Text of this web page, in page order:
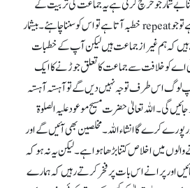
بے شمار جو خرچ کرتی ہے یہ جماعت کی تربیت کے
لئے ہے۔ اگر وقت کا فرق بھی ہے تو جو repeat خطبہ آتا ہے تو اس کو سننا چاہئے۔ بیشمار
ہیں کہ ہم غیر از جماعت ہیں لیکن آپ کے خطبات
اے کو خلافت سے جماعت کا تعلق جوڑنے کا ایک
لوگ اس طرف توجہ نہیں دیں گے تو آہستہ آہستہ
گی۔ اللہ تعالیٰ حضرت مسیح موعود علیہ الصلوۃ
کرے گا انشاء اللہ۔ مخلصین بھی آئیں گے اور
میں اخلاص کتنا بڑھا ہوا ہے۔ لیکن یہ نہ ہو کہ
اور پرانے اس بات پر فخر کرتے رہیں کہ ہمارے